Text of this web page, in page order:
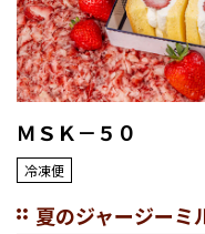
ＭＳＫ－５０
冷凍便
夏のジャージーミ